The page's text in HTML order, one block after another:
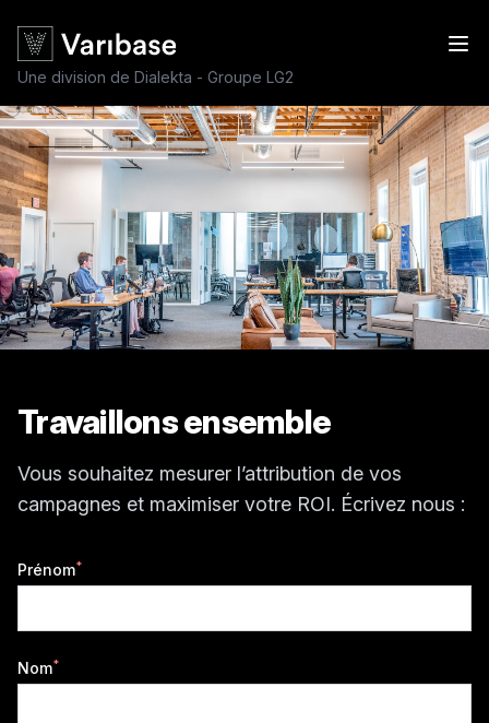
Une division de Dialekta - Groupe LG2
Travaillons ensemble
Vous souhaitez mesurer l’attribution de vos
campagnes et maximiser votre ROI. Écrivez nous :
Prénom*
Nom*